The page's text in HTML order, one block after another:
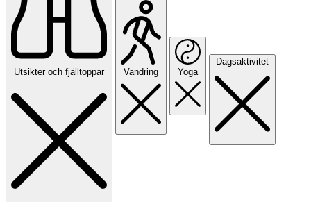
Utsikter och fjälltoppar Vandring Yoga
Dagsaktivitet